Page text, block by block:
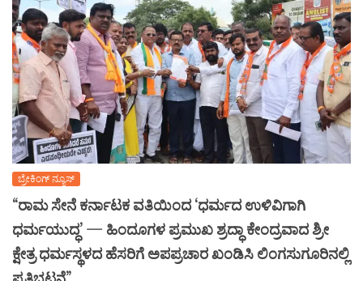
ಬ್ರೇಕಿಂಗ್ ನ್ಯೂಸ್
“ರಾಮ ಸೇನೆ ಕರ್ನಾಟಕ ವತಿಯಿಂದ ‘ಧರ್ಮದ ಉಳಿವಿಗಾಗಿ
ಧರ್ಮಯುದ್ಧ’ — ಹಿಂದೂಗಳ ಪ್ರಮುಖ ಶ್ರದ್ಧಾ ಕೇಂದ್ರವಾದ ಶ್ರೀ
ಕ್ಷೇತ್ರ ಧರ್ಮಸ್ಥಳದ ಹೆಸರಿಗೆ ಅಪಪ್ರಚಾರ ಖಂಡಿಸಿ ಲಿಂಗಸುಗೂರಿನಲ್ಲಿ